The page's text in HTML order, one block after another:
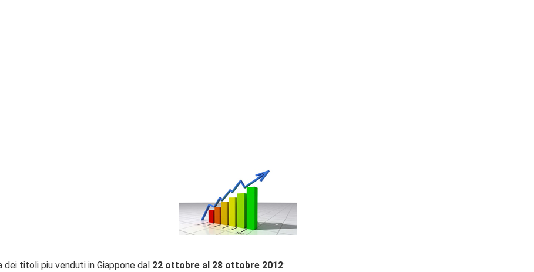
dei titoli piu venduti in Giappone dal 22 ottobre al 28 ottobre 2012: